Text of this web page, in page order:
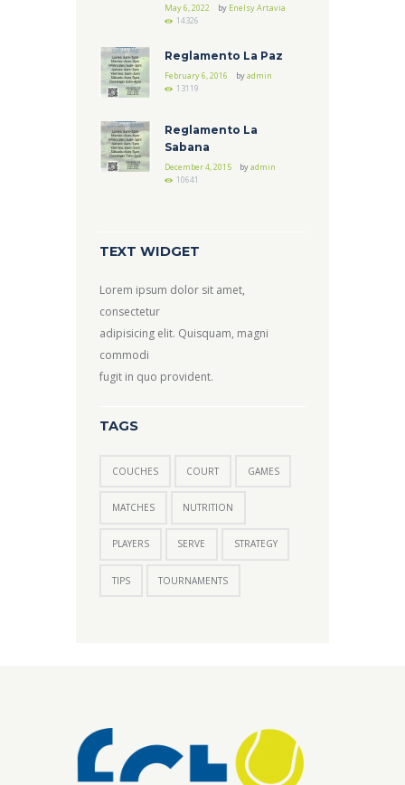
May 6, 2022 by Enelsy Artavia
14326
Reglamento La Paz
February 6, 2016 byadmin
13119
Reglamento La
Sabana
December 4, 2015 byadmin
10641
TEXT WIDGET
Lorem ipsum dolor sit amet,
consectetur
adipisicing elit. Quisquam, magni
commodi
fugit in quo provident.
TAGS
COUCHES COURT GAMES
MATCHES NUTRITION
PLAYERS SERVE STRATEGY
TIPS TOURNAMENTS